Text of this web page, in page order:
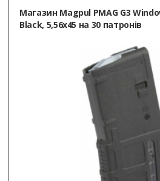
Магазин Magpul PMAG G3
Black, 5,56x45 на 30 патронів